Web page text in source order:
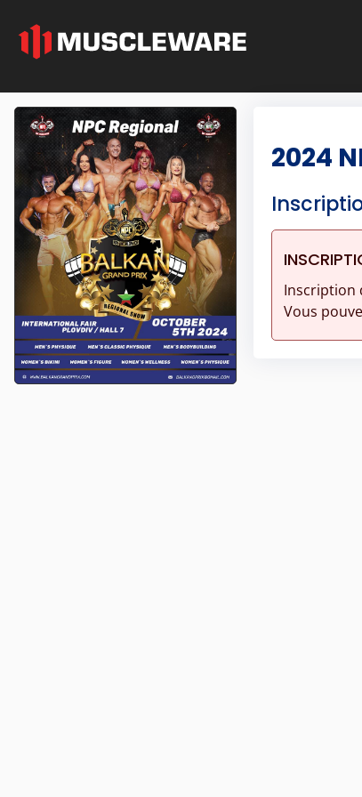
2024
Inscription
Vous